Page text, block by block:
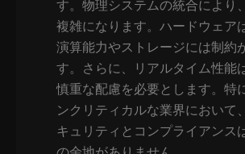
す。物理システムの統合により
複雑になります。ハードウェア
演算能力やストレージには制約
す。さらに、リアルタイム性能
慎重な配慮を必要とします。特
ンクリティカルな業界において
キュリティとコンプライアンス